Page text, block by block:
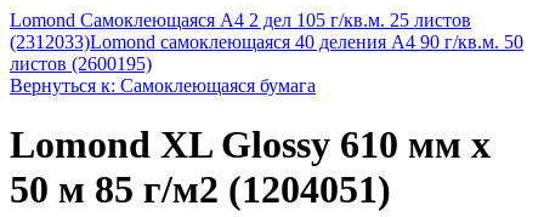
Lomond Самоклеющаяся А4 2 дел 105 г/кв.м. 25 листов
(2312033)Lomond самоклеющаяся 40 деления А4 90 г/кв.м. 50
листов (2600195)
Вернуться к: Самоклеющаяся бумага
Lomond XL Glossy 610 мм х
50 м 85 г/м2 (1204051)